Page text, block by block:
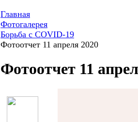
Главная
Фотогалерея
Борьба с COVID-19
Фотоотчет 11 апреля 2020
Фотоотчет 11